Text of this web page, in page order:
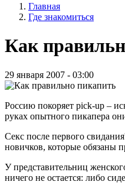
Главная
Где знакомиться
Как
29 января 2007 - 03:00
Россию покоряет pick-up –
руках опытного пикапера
Секс после первого
новичков, которые обязаны
У представительниц
ничего не остается: либо